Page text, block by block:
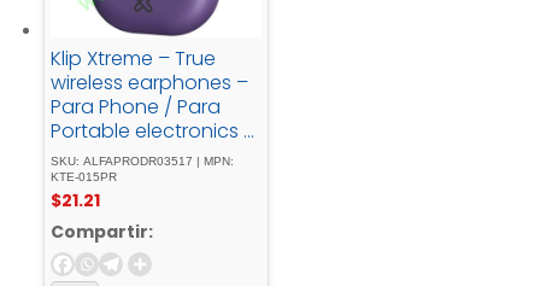
Klip Xtreme – True
wireless earphones –
Para Phone / Para
Portable electronics /
Para Tablet -
Wireless17Hrs - IPX -
Purple
SKU: ALFAPRODR03517 | MPN:
KTE-015PR
$21.21
Compartir: